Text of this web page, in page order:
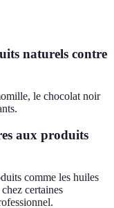
naturels contre
le chocolat noir
aux produits
comme les huiles
certaines